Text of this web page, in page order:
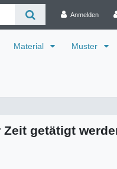
Anmelden
Material Muster
getätigt